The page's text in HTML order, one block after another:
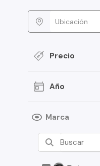
Precio
Año
Marca